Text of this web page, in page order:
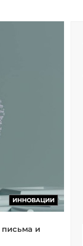
ИННОВАЦИИ
и